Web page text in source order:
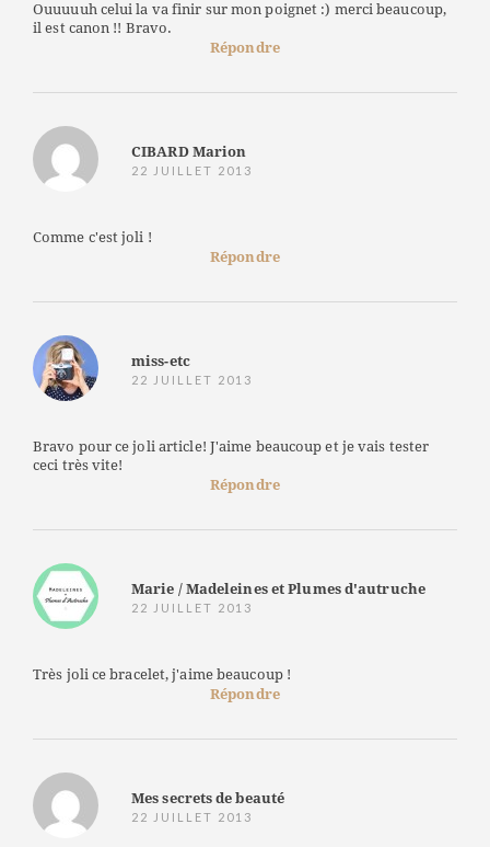
Ouuuuuh celui la va finir sur mon poignet :) merci beaucoup,
il est canon !! Bravo.
Répondre
CIBARD Marion
22 JUILLET 2013
Comme c'est joli !
Répondre
miss-etc
22 JUILLET 2013
Bravo pour ce joli article! J'aime beaucoup et je vais tester
ceci très vite!
Répondre
Marie / Madeleines et Plumes d'autruche
22 JUILLET 2013
Très joli ce bracelet, j'aime beaucoup !
Répondre
Mes secrets de beauté
22 JUILLET 2013